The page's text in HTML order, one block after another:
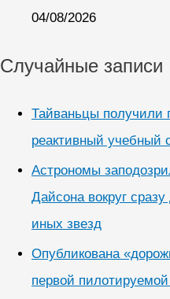
04/08/2026
Случайные записи
Тайваньцы получили
реактивный учебный
Астрономы
Дайсона вокруг сразу
иных звезд
Опубликована
первой